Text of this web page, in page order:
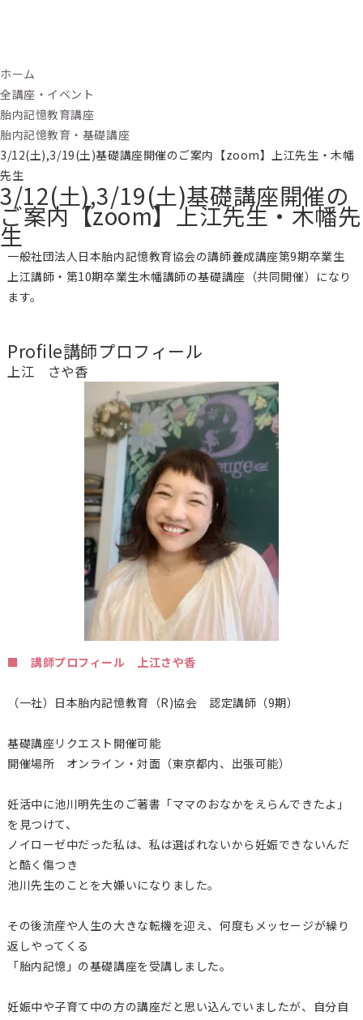
ホーム
全講座・イベント
胎内記憶教育講座
胎内記憶教育・基礎講座
3/12(土),3/19(土)基礎講座開催のご案内【zoom】上江先生・木幡
先生
3/12(土),3/19(土)基礎講座開催の
ご案内【zoom】上江先生・木幡先
生
一般社団法人日本胎内記憶教育協会の講師養成講座第9期卒業生
上江講師・第10期卒業生木幡講師の基礎講座（共同開催）になり
ます。
Profile講師プロフィール
上江 さや香
■ 講師プロフィール 上江さや香
（一社）日本胎内記憶教育（R)協会 認定講師（9期）
基礎講座リクエスト開催可能
開催場所 オンライン・対面（東京都内、出張可能）
妊活中に池川明先生のご著書「ママのおなかをえらんできたよ」
を見つけて、
ノイローゼ中だった私は、私は選ばれないから妊娠できないんだ
と酷く傷つき
池川先生のことを大嫌いになりました。
その後流産や人生の大きな転機を迎え、何度もメッセージが繰り
返しやってくる
「胎内記憶」の基礎講座を受講しました。
妊娠中や子育て中の方の講座だと思い込んでいましたが、自分自